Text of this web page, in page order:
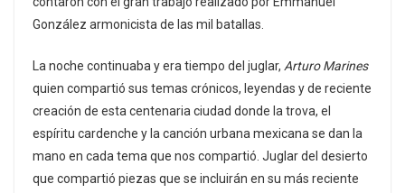
González armonicista de las mil batallas.
La noche continuaba y era tiempo del juglar, Arturo Marines
quien compartió sus temas crónicos, leyendas y de reciente
creación de esta centenaria ciudad donde la trova, el
espíritu cardenche y la canción urbana mexicana se dan la
mano en cada tema que nos compartió. Juglar del desierto
que compartió piezas que se incluirán en su más reciente